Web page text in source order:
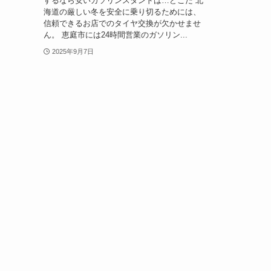
海道の厳しい冬を安全に乗り切るためには、
信頼できるお店でのタイヤ交換が欠かせませ
ん。 恵庭市には24時間営業のガソリン...
2025年9月7日